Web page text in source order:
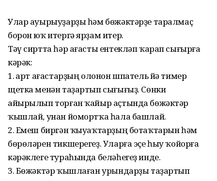
Улар ауырыуҙарҙы һәм бөжәктәрҙе таралмаҫ
борон юҡ итергә ярҙам итер.
Тәү сиртта һәр ағасты ентекләп ҡарап сығырға
кәрәк:
1. Ҡарт ағастарҙың олонон шпатель йә тимер
щетка менән таҙартып сығығыҙ. Сөнки
айырылып торған ҡайыр аҫтында бөжәктәр
ҡышлай, унан йомортҡа һала башлай.
2. Емеш биргән ҡыуаҡтарҙың ботаҡтарын һәм
бөрөләрен тикшерегеҙ. Уларға эҫе һыу ҡойорға
кәрәклеге тураһында беләһегеҙ инде.
3. Бөжәктәр ҡышлаған урындарҙы таҙартып